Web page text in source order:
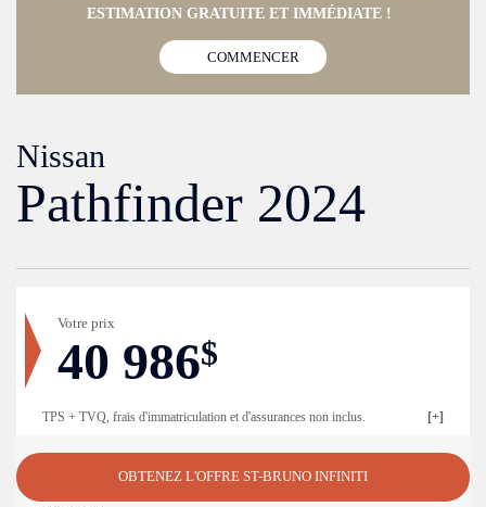
ESTIMATION GRATUITE ET IMMÉDIATE !
COMMENCER
Nissan
Pathfinder 2024
Votre prix
40 986$
TPS + TVQ, frais d'immatriculation et d'assurances non inclus.
OBTENEZ L'OFFRE ST-BRUNO INFINITI